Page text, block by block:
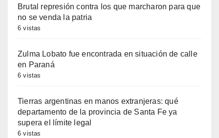
Brutal represión contra los que marcharon para que
no se venda la patria
6 vistas
Zulma Lobato fue encontrada en situación de calle
en Paraná
6 vistas
Tierras argentinas en manos extranjeras: qué
departamento de la provincia de Santa Fe ya
supera el límite legal
6 vistas